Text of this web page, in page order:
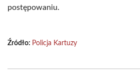
postępowaniu.
Źródło: Policja Kartuzy